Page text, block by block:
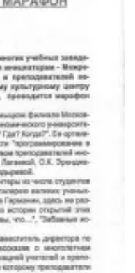
выпускников